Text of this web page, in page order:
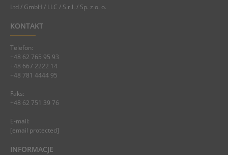
Ltd / GmbH / LLC / S.r.l. / Sp. z o. o.
KONTAKT
Telefon:
+48 62 765 95 93
+48 667 2222 14
+48 781 4444 95
Faks:
+48 62 751 39 76
E-mail:
[email protected]
INFORMACJE